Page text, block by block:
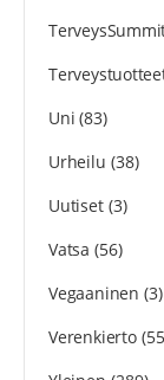
Uni (83)
Urheilu (38)
Uutiset(3)
Vatsa (56)
Vegaaninen (3)
Verenkierto